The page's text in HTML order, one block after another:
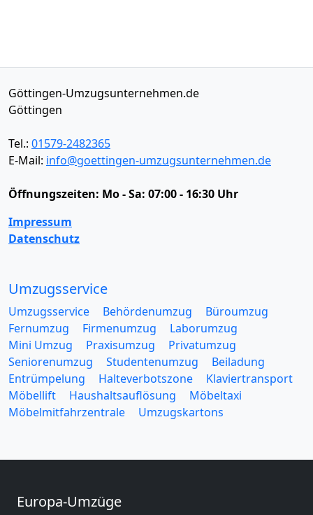
Göttingen-Umzugsunternehmen.de
Göttingen
Tel.: 01579-2482365
E-Mail: info@goettingen-umzugsunternehmen.de
Öffnungszeiten: Mo - Sa: 07:00 - 16:30 Uhr
Impressum
Datenschutz
Umzugsservice
Umzugsservice Behördenumzug
Büroumzug
Fernumzug
Firmenumzug
Laborumzug
Mini Umzug
Praxisumzug
Privatumzug
Seniorenumzug
Studentenumzug
Beiladung
Entrümpelung
Halteverbotszone
Klaviertransport
Möbellift
Haushaltsauflösung
Möbeltaxi
Möbelmitfahrzentrale
Umzugskartons
Europa-Umzüge